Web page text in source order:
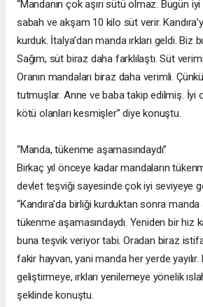
“Mandanın çok aşırı sütü olmaz. Bugün
sabah ve akşam 10 kilo süt verir.
kurduk. İtalya’dan manda ırkları geldi. Biz
Sağım, süt biraz daha farklılaştı. Süt
Oranın mandaları biraz daha verimli.
tutmuşlar. Anne ve baba takip edilmiş. İyi
kötü olanları kesmişler” diye konuştu.
“Manda, tükenme aşamasındaydı”
Birkaç yıl önceye kadar mandaların
devlet teşviği sayesinde çok iyi seviyeye
“Kandıra’da birliği kurduktan sonra manda
tükenme aşamasındaydı. Yeniden bir hız
buna teşvik veriyor tabi. Oradan biraz
fakir hayvan, yani manda her yerde yayılır.
geliştirmeye, ırkları yenilemeye yönelik
şeklinde konuştu.